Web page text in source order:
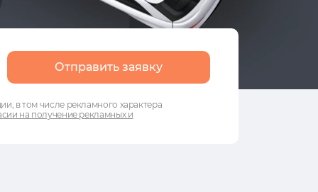
в том числе рекламного характера
на получение рекламных и
Отправить заявку